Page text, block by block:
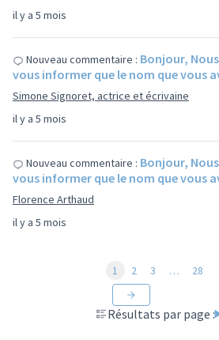
il y a 5 mois
il y a 5 mois
Nouveau commentaire : Bonjour,
vous informer que le nom que vous
Simone Signoret, actrice et écrivaine
il y a 5 mois
Nouveau commentaire : Bonjour,
vous informer que le nom que vous
Florence Arthaud
Résultats par page :
1 2 3 … 28